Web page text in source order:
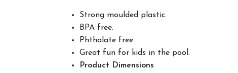
Strong moulded plastic.
BPA free.
Phthalate free.
Great fun for kids in the pool.
Product Dimensions